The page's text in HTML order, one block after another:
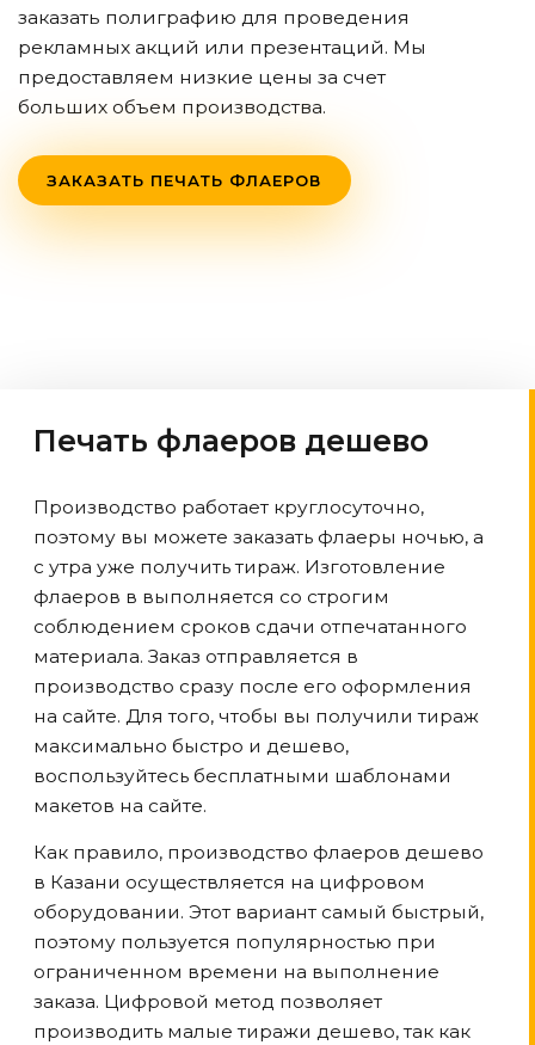
заказать полиграфию для проведения
рекламных акций или презентаций. Мы
предоставляем низкие цены за счет
больших объем производства.
ЗАКАЗАТЬ ПЕЧАТЬ ФЛАЕРОВ
Печать флаеров дешево
Производство работает круглосуточно,
поэтому вы можете заказать флаеры ночью, а
с утра уже получить тираж. Изготовление
флаеров в выполняется со строгим
соблюдением сроков сдачи отпечатанного
материала. Заказ отправляется в
производство сразу после его оформления
на сайте. Для того, чтобы вы получили тираж
максимально быстро и дешево,
воспользуйтесь бесплатными шаблонами
макетов на сайте.
Как правило, производство флаеров дешево
в Казани осуществляется на цифровом
оборудовании. Этот вариант самый быстрый,
поэтому пользуется популярностью при
ограниченном времени на выполнение
заказа. Цифровой метод позволяет
производить малые тиражи дешево, так как